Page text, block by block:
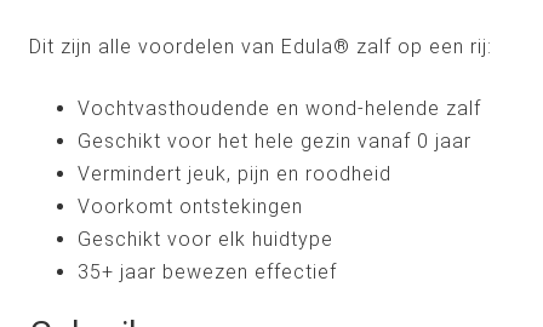
Dit zijn alle voordelen van Edula® zalf op een rij:
Vochtvasthoudende en wond-helende zalf
Geschikt voor het hele gezin vanaf 0 jaar
Vermindert jeuk, pijn en roodheid
Voorkomt ontstekingen
Geschikt voor elk huidtype
35+ jaar bewezen effectief